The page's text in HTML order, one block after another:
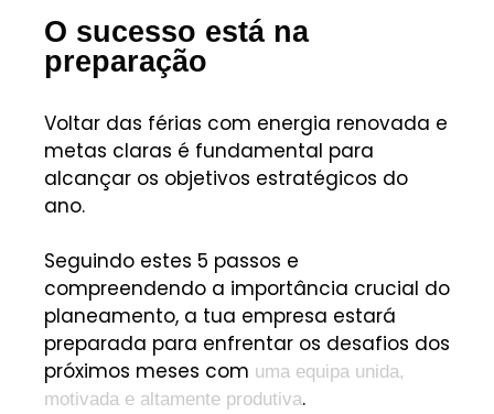
O sucesso está na
preparação
Voltar das férias com energia renovada e
metas claras é fundamental para
alcançar os objetivos estratégicos do
ano.
Seguindo estes 5 passos e
compreendendo a importância crucial do
planeamento, a tua empresa estará
preparada para enfrentar os desafios dos
próximos meses com uma equipa unida,
motivada e altamente produtiva.